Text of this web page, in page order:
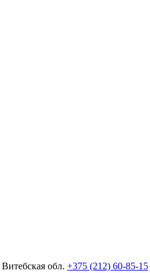
Витебская обл. +375 (212) 60-85-15